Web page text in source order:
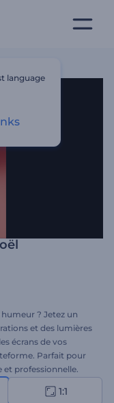
? Jetez un
et des lumières
écrans de vos
Parfait pour
et professionnelle.
est prête !
1:1
language